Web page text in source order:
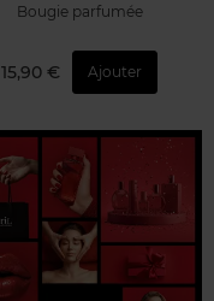
Bougie parfumée
15,90 € Ajouter